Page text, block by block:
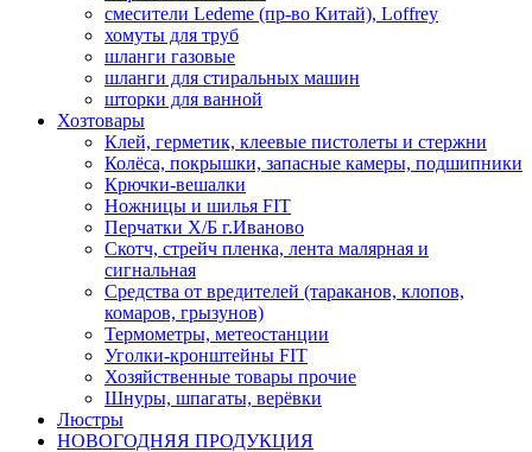
смесители Ledeme (пр-во Китай), Loffrey
хомуты для труб
шланги газовые
шланги для стиральных машин
шторки для ванной
Хозтовары
Клей, герметик, клеевые пистолеты и стержни
Колёса, покрышки, запасные камеры, подшипники
Крючки-вешалки
Ножницы и шилья FIT
Перчатки Х/Б г.Иваново
Скотч, стрейч пленка, лента малярная и
сигнальная
Средства от вредителей (тараканов, клопов,
комаров, грызунов)
Термометры, метеостанции
Уголки-кронштейны FIT
Хозяйственные товары прочие
Шнуры, шпагаты, верёвки
Люстры
НОВОГОДНЯЯ ПРОДУКЦИЯ